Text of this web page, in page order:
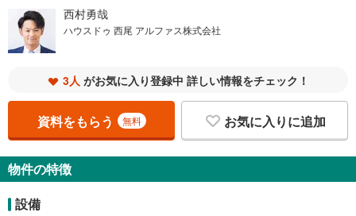
西村勇哉
ハウスドゥ 西尾 アルファス株式会社
3人 がお気に入り登録中 詳しい情報をチェック！
資料をもらう 無料 お気に入りに追加
物件の特徴
設備